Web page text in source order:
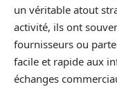
un véritable atout
activité, ils ont
fournisseurs ou
facile et rapide aux
échanges